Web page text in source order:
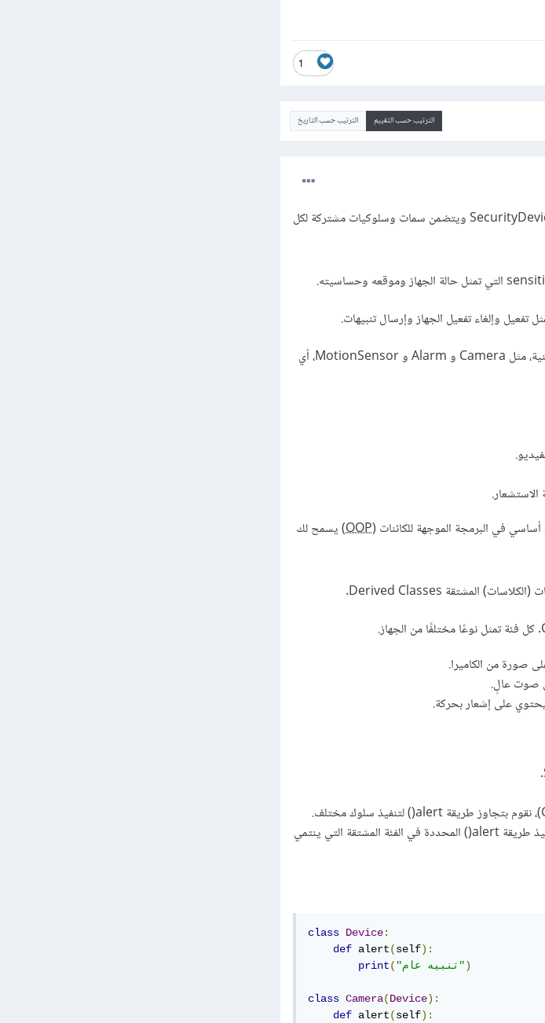
1
الترتيب حسب التقييم الترتيب حسب التاريخ
بمنظور عام، أولآً عليك إنشاء فئة أو كلاس أساسي للنظام، باسم SecurityDevice ويتضمن سمات وسلوكيات مشتركة لكل
بعد ذلك، عليك إنشاء كلاسات فرعية منه لكل نوع من الأجهزة الأمنية، مثل Camera و Alarm و MotionSensor، أي
OOP) يسمح لك
وعند استخدام كائن من نوع SecurityDevice، سيتم تنفيذ طريقة alert() المحددة في الفئة المشتقة التي ينتمي
class Device:
def alert(self):
print( "تنبيه عام")
class Camera(Device):
def alert(self):